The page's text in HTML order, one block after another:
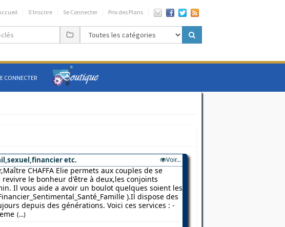
S’Inscrire Se Connecter Prix des Plans
CONNECTER
etc. Voir...
CHAFFA Elie permets aux couples de se
le bonheur d'être à deux,les conjoints
Il vous aide a avoir un boulot quelques soient les
).Il dispose des
depuis des générations. Voici ces services : -
(...)